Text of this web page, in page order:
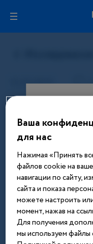
Этот
после
доступ ко
Введите
Ваша
для нас
Нажимая «Принять
файлов cookie на
навигации по сайту,
сайта и показа
можете настроить
момент, нажав на
Для получения
мы используем файлы